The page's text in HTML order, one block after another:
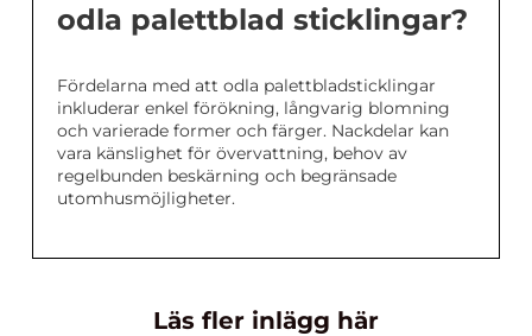
odla palettblad sticklingar?
Fördelarna med att odla palettbladsticklingar
inkluderar enkel förökning, långvarig blomning
och varierade former och färger. Nackdelar kan
vara känslighet för övervattning, behov av
regelbunden beskärning och begränsade
utomhusmöjligheter.
Läs fler inlägg här